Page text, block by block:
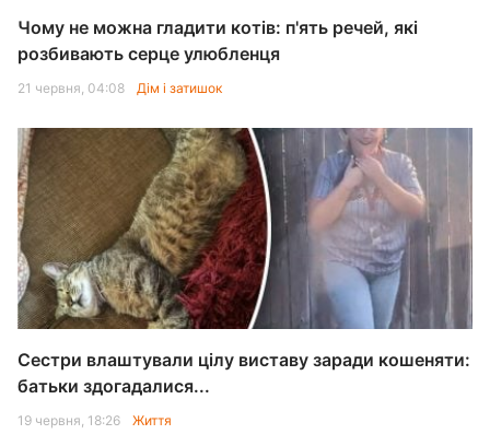
Чому не можна гладити котів: п'ять речей, які
розбивають серце улюбленця
21 червня, 04:08 Дім і затишок
Сестри влаштували цілу виставу заради кошеняти:
батьки здогадалися...
19 червня, 18:26 Життя